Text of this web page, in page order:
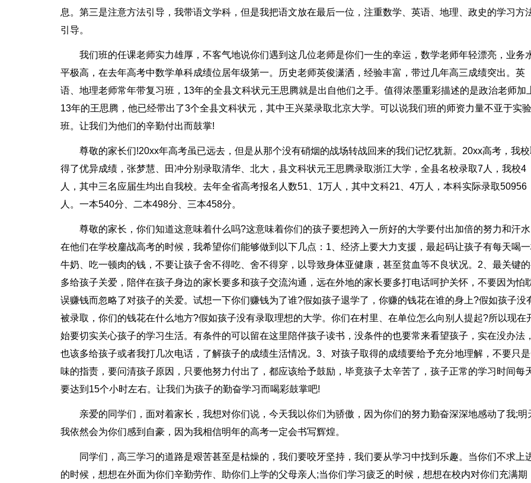
息。第三是注意方法引导，我带语文学科，但是我把语文放在最后一位，注重数学、英语、地理、政史的学习方
引导。
我们班的任课老师实力雄厚，不客气地说你们遇到这几位老师是你们一生的幸运，数学老师年轻漂亮，业务
平极高，在去年高考中数学单科成绩位居年级第一。历史老师英俊潇洒，经验丰富，带过几年高三成绩突出。英
语、地理老师常年带复习班，13年的全县文科状元王思腾就是出自他们之手。值得浓墨重彩描述的是政治老师加
13年的王思腾，他已经带出了3个全县文科状元，其中王兴菜录取北京大学。可以说我们班的师资力量不亚于实验
班。让我们为他们的辛勤付出而鼓掌!
尊敬的家长们!20xx年高考虽已远去，但是从那个没有硝烟的战场转战回来的我们记忆犹新。20xx高考，我校
得了优异成绩，张梦慧、田冲分别录取清华、北大，县文科状元王思腾录取浙江大学，全县名校录取7人，我校4
人，其中三名应届生均出自我校。去年全省高考报名人数51、1万人，其中文科21、4万人，本科实际录取50956
人。一本540分、二本498分、三本458分。
尊敬的家长，你们知道这意味着什么吗?这意味着你们的孩子要想跨入一所好的大学要付出加倍的努力和汗水
在他们在学校鏖战高考的时候，我希望你们能够做到以下几点：1、经济上要大力支援，最起码让孩子有每天喝
牛奶、吃一顿肉的钱，不要让孩子舍不得吃、舍不得穿，以导致身体亚健康，甚至贫血等不良状况。2、最关键
多给孩子关爱，陪伴在孩子身边的家长要多和孩子交流沟通，远在外地的家长要多打电话呵护关怀，不要因为怕
误赚钱而忽略了对孩子的关爱。试想一下你们赚钱为了谁?假如孩子退学了，你赚的钱花在谁的身上?假如孩子没
被录取，你们的钱花在什么地方?假如孩子没有录取理想的大学。你们在村里、在单位怎么向别人提起?所以现在
始要切实关心孩子的学习生活。有条件的可以留在这里陪伴孩子读书，没条件的也要常来看望孩子，实在没办法，
也该多给孩子或者我打几次电话，了解孩子的成绩生活情况。3、对孩子取得的成绩要给予充分地理解，不要只
味的指责，要问清孩子原因，只要他努力付出了，都应该给予鼓励，毕竟孩子太辛苦了，孩子正常的学习时间每
要达到15个小时左右。让我们为孩子的勤奋学习而喝彩鼓掌吧!
亲爱的同学们，面对着家长，我想对你们说，今天我以你们为骄傲，因为你们的努力勤奋深深地感动了我;明
我依然会为你们感到自豪，因为我相信明年的高考一定会书写辉煌。
同学们，高三学习的道路是艰苦甚至是枯燥的，我们要咬牙坚持，我们要从学习中找到乐趣。当你们不求上
的时候，想想在外面为你们辛勤劳作、助你们上学的父母亲人;当你们学习疲乏的时候，想想在校内对你们充满期